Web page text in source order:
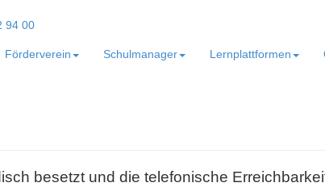
Förderverein Schulmanager Lernplattformen
besetzt und die telefonische